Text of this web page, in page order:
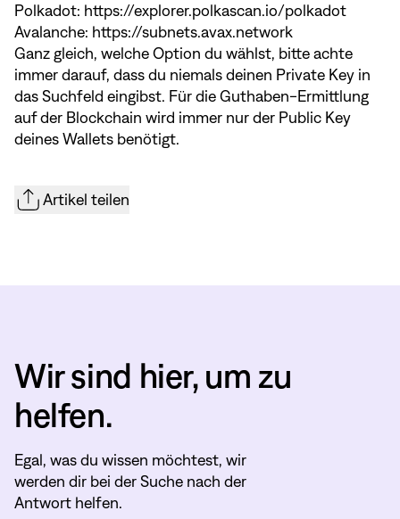
Polkadot: https://explorer.polkascan.io/polkadot
Avalanche: https://subnets.avax.network
Ganz gleich, welche Option du wählst, bitte achte
immer darauf, dass du niemals deinen Private Key in
das Suchfeld eingibst. Für die Guthaben-Ermittlung
auf der Blockchain wird immer nur der Public Key
deines Wallets benötigt.
Artikel teilen
Wir sind hier, um zu
helfen.
Egal, was du wissen möchtest, wir
werden dir bei der Suche nach der
Antwort helfen.